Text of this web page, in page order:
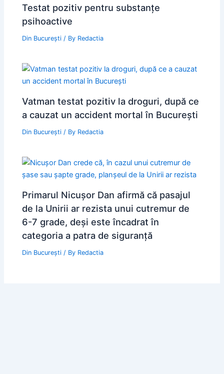
Testat pozitiv pentru substanțe
psihoactive
Din București / By Redactia
Vatman testat pozitiv la droguri, după ce
a cauzat un accident mortal în București
Din București / By Redactia
Primarul Nicuşor Dan afirmă că pasajul
de la Unirii ar rezista unui cutremur de
6-7 grade, deși este încadrat în
categoria a patra de siguranță
Din București / By Redactia